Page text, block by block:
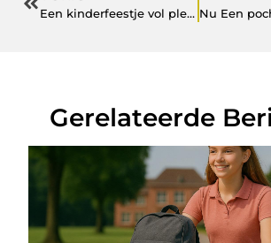
Een kinderfeestje vol plezier, spanning en sensatie
Gerelateerde